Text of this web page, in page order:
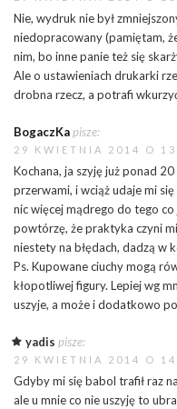
Nie, wydruk nie był
niedopracowany (pamiętam,
nim, bo inne panie też się
Ale o ustawieniach drukarki
drobna rzecz, a potrafi
BogaczKapisze:
29 KWIETNIA 2014 O
Kochana, ja szyję już ponad
przerwami, i wciąż udaje mi
nic więcej mądrego do tego
powtórzę, że praktyka czyni
niestety na błędach, dadzą w
Ps. Kupowane ciuchy mogą
kłopotliwej figury. Lepiej wg
uszyje, a może i dodatkowo
yadis pisze:
29 KWIETNIA 2014 O
Gdyby mi się babol trafił raz
ale u mnie co nie uszyję to